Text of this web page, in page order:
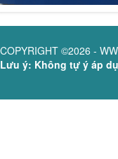
COPYRIGHT ©2026 -
Lưu ý: Không tự ý áp